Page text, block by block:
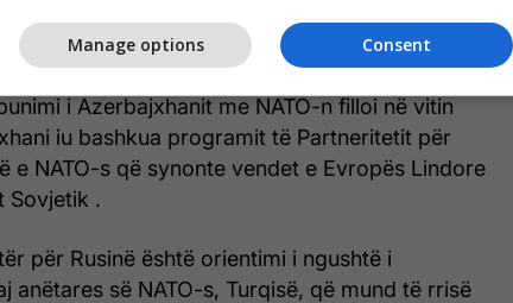
dhe aleancës, sipas një njoftimi të
të delegacionit.
i Azerbajxhanit me NATO-n filloi në vitin
iu bashkua programit të Partneritetit për
e NATO-s që synonte vendet e Evropës Lindore
Sovjetik .
për Rusinë është orientimi i ngushtë i
anëtares së NATO-s, Turqisë, që mund të rrisë
Consent
Manage options